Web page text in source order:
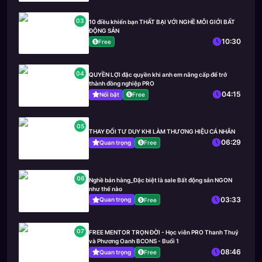
03
10 điều khiến bạn THẤT BẠI VỚI NGHỀ MÔI GIỚI BẤT
ĐỘNG SẢN
Free
10:30
04
QUYỀN LỢI đặc quyền khi anh em nâng cấp để trở
thành đồng nghiệp PRO
Nổi bật
Free 04:15
05
THAY ĐỔI TƯ DUY KHI LÀM THƯƠNG HIỆU CÁ NHÂN
Quan trọng
Free 06:29
06
Nghề bán hàng_Đặc biệt là sale Bất động sản NGON
như thế nào
Quan trọng
Free 03:33
07
FREE MENTOR TRỌN ĐỜI - Học viên PRO Thanh Thuỷ
và Phương Oanh BCONS - Buổi 1
Quan trọng
Free 08:46